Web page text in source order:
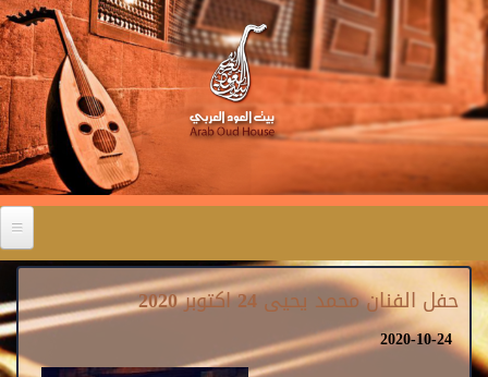
حفل الفنان محمد يحيى 24 اكتوبر 2020
2020-10-24